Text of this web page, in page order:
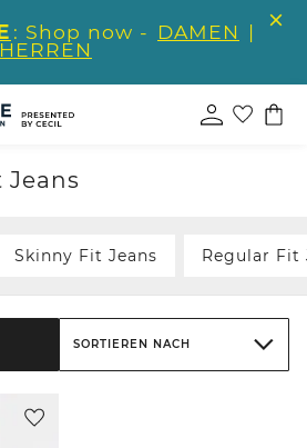
: Shop now - DAMEN |
HERREN
Jeans
Skinny Fit Jeans Regular Fit
SORTIEREN NACH